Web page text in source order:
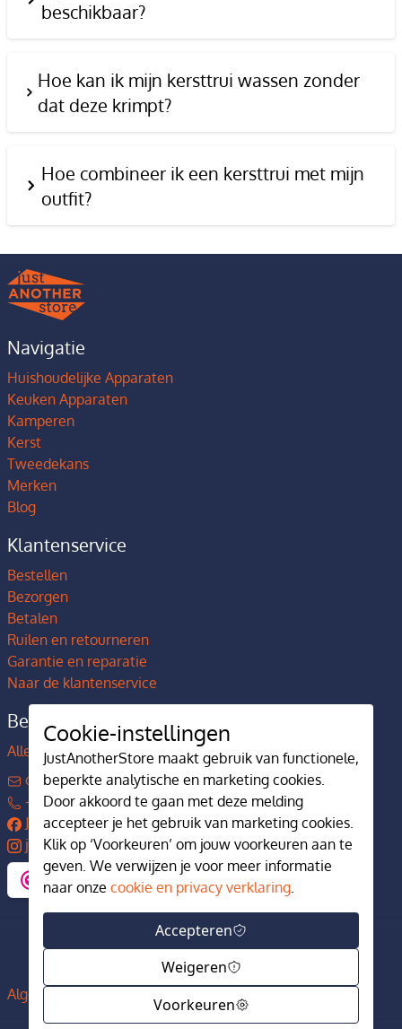
beschikbaar?
Hoe kan ik mijn kersttrui wassen zonder
dat deze krimpt?
Hoe combineer ik een kersttrui met mijn
outfit?
Navigatie
Huishoudelijke Apparaten
Keuken Apparaten
Kamperen
Kerst
Tweedekans
Merken
Blog
Klantenservice
Bestellen
Bezorgen
Betalen
Ruilen en retourneren
Garantie en reparatie
Naar de klantenservice
Bedrijfsgegevens
Alles over JustAnotherStore
contact@justanotherstore.nl
+31 73 644 7405
JustAnotherStore
justanotherstore.nl
Algemene voorwaarden Privacy en cookiebeleid
Cookie-instellingen
JustAnotherStore maakt gebruik van functionele,
beperkte analytische en marketing cookies.
Door akkoord te gaan met deze melding
accepteer je het gebruik van marketing cookies.
Klik op ‘Voorkeuren’ om jouw voorkeuren aan te
geven. We verwijzen je voor meer informatie
naar onze cookie en privacy verklaring.
Accepteren
Weigeren
Voorkeuren